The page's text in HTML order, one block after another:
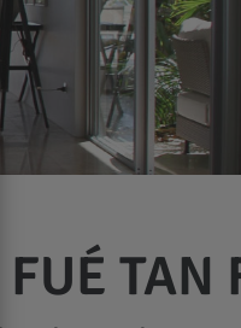
TAN